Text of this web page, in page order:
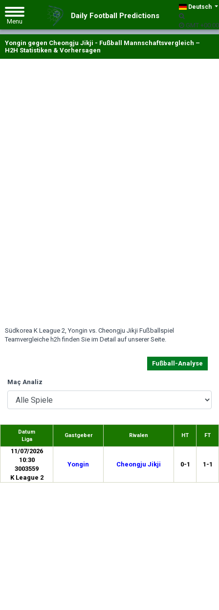
Deutsch
GMT +00:00
Daily Football Predictions
Yongin gegen Cheongju Jikji - Fußball Mannschaftsvergleich –
H2H Statistiken & Vorhersagen
Südkorea K League 2, Yongin vs. Cheongju Jikji Fußballspiel
Teamvergleiche h2h finden Sie im Detail auf unserer Seite.
Fußball-Analyse
Maç Analiz
Datum
Liga
Gastgeber Rivalen HT FT
11/07/2026
10:30
3003559
K League 2
Yongin Cheongju Jikji 0-1 1-1